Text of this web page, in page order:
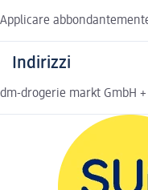
Applicare
Indirizzi
dm-drogerie markt GmbH